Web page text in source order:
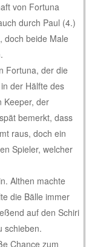
von Fortuna
durch Paul (4.)
doch beide Male
Fortuna, der die
der Hälfte des
Keeper, der
bemerkt, dass
raus, doch ein
Spieler, welcher
Althen machte
die Bälle immer
auf den Schiri
schieben.
Chance zum